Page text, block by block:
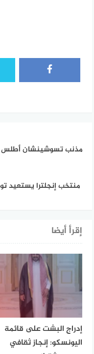
إقرأ أيضا
إدراج البشت على قائمة
اليونسكو: إنجاز ثقافي